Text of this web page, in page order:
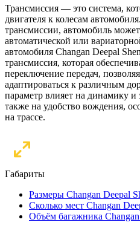
Трансмиссия — это система,
двигателя к колесам
трансмиссии, автомобиль
автоматической или
автомобиля Changan Deepal
трансмиссия, которая
переключение передач,
адаптироваться к различным
параметр влияет на динамику и
также на удобство вождения,
на трассе.
Габариты
Размеры Changan Deepal
Сколько мест Changan
Объём багажника